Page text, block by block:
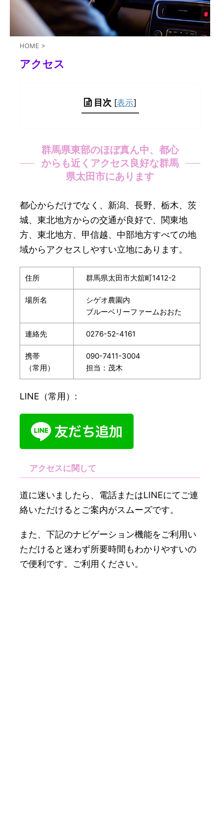
HOME >
アクセス
目次 [表示]
群馬県東部のほぼ真ん中、都心
からも近くアクセス良好な群馬
県太田市にあります
都心からだけでなく、新潟、長野、栃木、茨
城、東北地方からの交通が良好で、関東地
方、東北地方、甲信越、中部地方すべての地
域からアクセスしやすい立地にあります。
住所 群馬県太田市大舘町1412-2
場所名
シゲオ農園内
ブルーベリーファームおおた
連絡先 0276-52-4161
携帯
（常用）
090-7411-3004
担当：茂木
LINE（常用）:
アクセスに関して
道に迷いましたら、電話またはLINEにてご連
絡いただけるとご案内がスムーズです。
また、下記のナビゲーション機能をご利用い
ただけると迷わず所要時間もわかりやすいの
で便利です。ご利用ください。